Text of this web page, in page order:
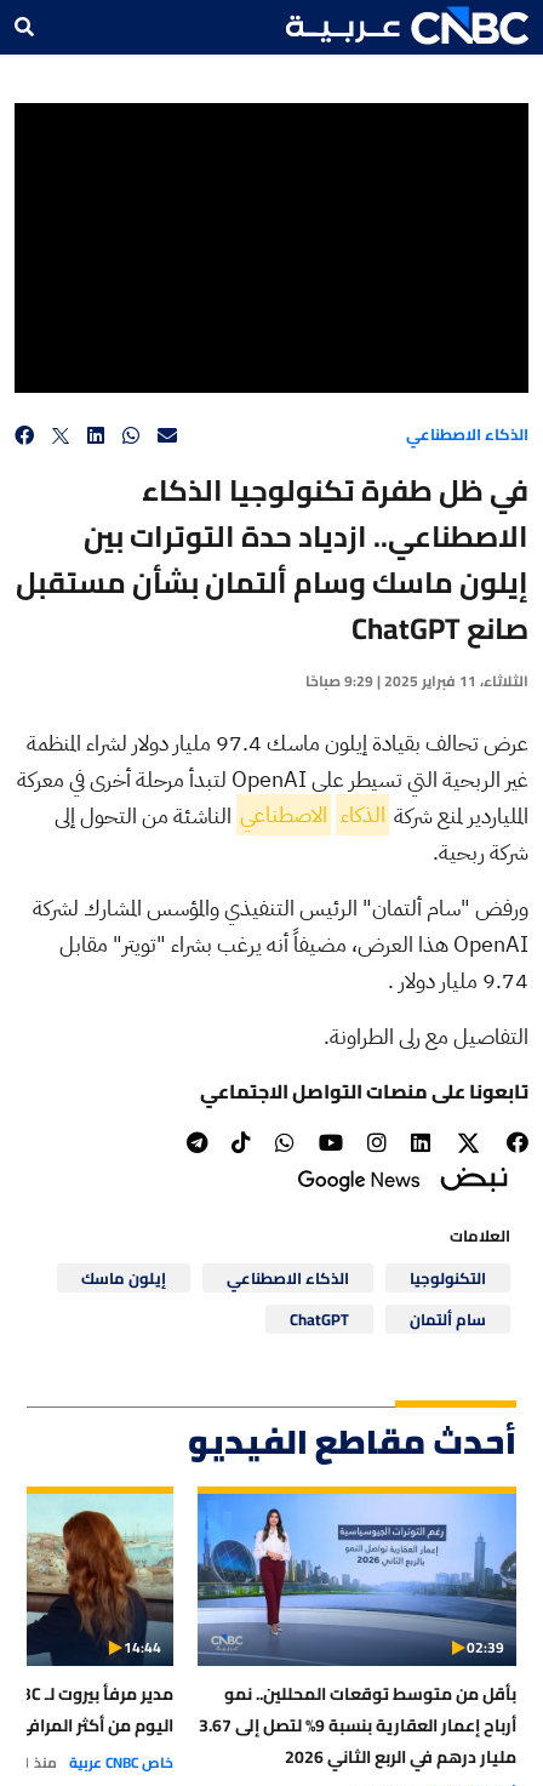
الذكاء الاصطناعي
في ظل طفرة تكنولوجيا الذكاء
الاصطناعي.. ازدياد حدة التوترات بين
إيلون ماسك وسام ألتمان بشأن مستقبل
صانع ChatGPT
الثلاثاء، 11 فبراير 2025 | 9:29 صباحًا
عرض تحالف بقيادة إيلون ماسك 97.4 مليار دولار لشراء المنظمة
غير الربحية التي تسيطر على OpenAI لتبدأ مرحلة أخرى في معركة
الملياردير لمنع شركة الذكاء الاصطناعي الناشئة من التحول إلى
شركة ربحية.
ورفض "سام ألتمان" الرئيس التنفيذي والمؤسس المشارك لشركة
OpenAI هذا العرض، مضيفاً أنه يرغب بشراء "تويتر" مقابل
9.74 مليار دولار .
التفاصيل مع رلى الطراونة.
تابعونا على منصات التواصل الاجتماعي
العلامات
التكنولوجيا
الذكاء الاصطناعي
إيلون ماسك
سام ألتمان
ChatGPT
أحدث مقاطع الفيديو
02:39
بأقل من متوسط توقعات المحللين.. نمو
أرباح إعمار العقارية بنسبة 9% لتصل إلى 3.67
مليار درهم في الربع الثاني 2026
14:44
اليوم من أكثر المرافئ
خاص CNBC عربية منذ 1 يوم